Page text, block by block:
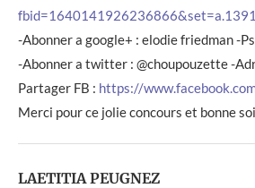
-Abonner a google+ : elodie friedman -
-Abonner a twitter : @choupouzette -
Partager FB : https://
Merci pour ce jolie concours et bonne
LAETITIA PEUGNEZ